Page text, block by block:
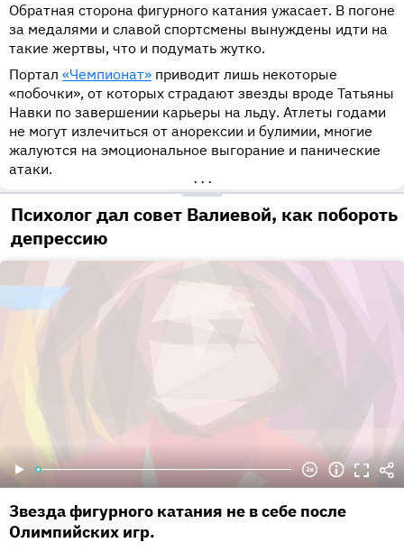
Обратная сторона фигурного катания ужасает. В погоне
за медалями и славой спортсмены вынуждены идти на
такие жертвы, что и подумать жутко.
Портал «Чемпионат» приводит лишь некоторые
«побочки», от которых страдают звезды вроде Татьяны
Навки по завершении карьеры на льду. Атлеты годами
не могут излечиться от анорексии и булимии, многие
жалуются на эмоциональное выгорание и панические
атаки.
•••
Психолог дал совет Валиевой, как побороть
депрессию
Звезда фигурного катания не в себе после
Олимпийских игр.